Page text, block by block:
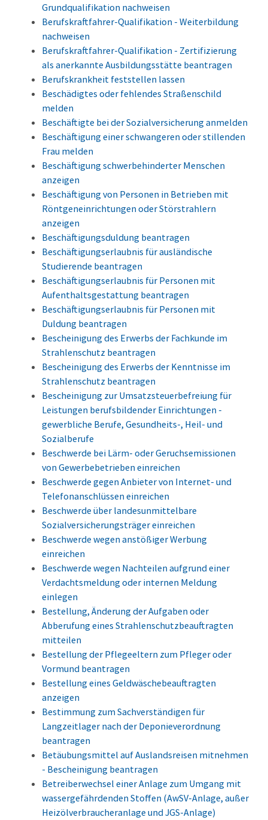
Grundqualifikation nachweisen
Berufskraftfahrer-Qualifikation - Weiterbildung
nachweisen
Berufskraftfahrer-Qualifikation - Zertifizierung
als anerkannte Ausbildungsstätte beantragen
Berufskrankheit feststellen lassen
Beschädigtes oder fehlendes Straßenschild
melden
Beschäftigte bei der Sozialversicherung anmelden
Beschäftigung einer schwangeren oder stillenden
Frau melden
Beschäftigung schwerbehinderter Menschen
anzeigen
Beschäftigung von Personen in Betrieben mit
Röntgeneinrichtungen oder Störstrahlern
anzeigen
Beschäftigungsduldung beantragen
Beschäftigungserlaubnis für ausländische
Studierende beantragen
Beschäftigungserlaubnis für Personen mit
Aufenthaltsgestattung beantragen
Beschäftigungserlaubnis für Personen mit
Duldung beantragen
Bescheinigung des Erwerbs der Fachkunde im
Strahlenschutz beantragen
Bescheinigung des Erwerbs der Kenntnisse im
Strahlenschutz beantragen
Bescheinigung zur Umsatzsteuerbefreiung für
Leistungen berufsbildender Einrichtungen -
gewerbliche Berufe, Gesundheits-, Heil- und
Sozialberufe
Beschwerde bei Lärm- oder Geruchsemissionen
von Gewerbebetrieben einreichen
Beschwerde gegen Anbieter von Internet- und
Telefonanschlüssen einreichen
Beschwerde über landesunmittelbare
Sozialversicherungsträger einreichen
Beschwerde wegen anstößiger Werbung
einreichen
Beschwerde wegen Nachteilen aufgrund einer
Verdachtsmeldung oder internen Meldung
einlegen
Bestellung, Änderung der Aufgaben oder
Abberufung eines Strahlenschutzbeauftragten
mitteilen
Bestellung der Pflegeeltern zum Pfleger oder
Vormund beantragen
Bestellung eines Geldwäschebeauftragten
anzeigen
Bestimmung zum Sachverständigen für
Langzeitlager nach der Deponieverordnung
beantragen
Betäubungsmittel auf Auslandsreisen mitnehmen
- Bescheinigung beantragen
Betreiberwechsel einer Anlage zum Umgang mit
wassergefährdenden Stoffen (AwSV-Anlage, außer
Heizölverbraucheranlage und JGS-Anlage)